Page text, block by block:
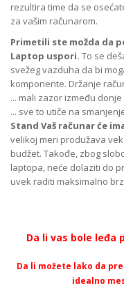
rezultira time da se
za vašim računarom.
Primetili ste možda da
Laptop uspori. To se
svežeg vazduha da bi
komponente. Držanje
... mali zazor između
... sve to utiče na
Stand Vaš računar će
velikoj meri produžava
budžet. Takođe, zbog
laptopa, neće dolaziti do
uvek raditi maksimalno
Da li vas bole leđa
Da li možete lako da
idealno